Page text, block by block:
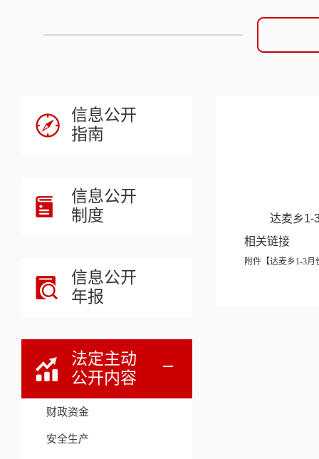
信息公开
指南
信息公开
制度
信息公开
年报
法定主动
公开内容
财政资金
安全生产
达麦乡1-
相关链接
附件【达麦乡1-3月